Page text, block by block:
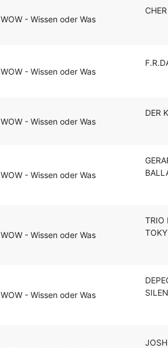
WOW - Wissen oder Was
WOW - Wissen oder Was
WOW - Wissen oder Was
DER
WOW - Wissen oder Was
WOW - Wissen oder Was
TRIO
WOW - Wissen oder Was